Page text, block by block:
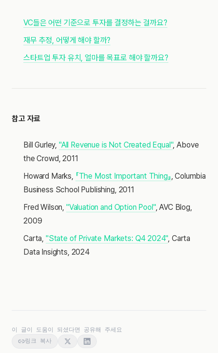
VC들은 어떤 기준으로 투자를 결정하는 걸까요?
재무 추정, 어떻게 해야 할까?
스타트업 투자 유치, 얼마를 목표로 해야 할까요?
참고 자료
Bill Gurley, "All Revenue is Not Created Equal", Above
the Crowd, 2011
Howard Marks, 『The Most Important Thing』 , Columbia
Business School Publishing, 2011
Fred Wilson, "Valuation and Option Pool", AVC Blog,
2009
Carta, "State of Private Markets: Q4 2024" , Carta
Data Insights, 2024
이 글이 도움이 되셨다면 공유해 주세요
링크 복사